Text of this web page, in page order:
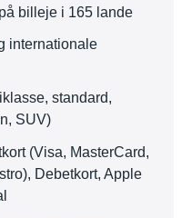
billeje i 165 lande
internationale
standard,
SUV)
(Visa, MasterCard,
Debetkort, Apple